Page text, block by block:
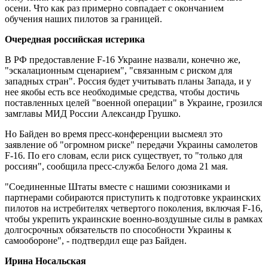
осени. Что как раз примерно совпадает с окончанием
обучения наших пилотов за границей.
Очередная российская истерика
В РФ предоставление F-16 Украине назвали, конечно же,
"эскалационным сценарием", "связанным с риском для
западных стран". Россия будет учитывать планы Запада, и у
нее якобы есть все необходимые средства, чтобы достичь
поставленных целей "военной операции" в Украине, грозился
замглавы МИД России Александр Грушко.
Но Байден во время пресс-конференции высмеял это
заявление об "огромном риске" передачи Украины самолетов
F-16. По его словам, если риск существует, то "только для
россиян", сообщила пресс-служба Белого дома 21 мая.
"Соединенные Штаты вместе с нашими союзниками и
партнерами собираются приступить к подготовке украинских
пилотов на истребителях четвертого поколения, включая F-16,
чтобы укрепить украинские военно-воздушные силы в рамках
долгосрочных обязательств по способности Украины к
самообороне", - подтвердил еще раз Байден.
Ирина Носальская